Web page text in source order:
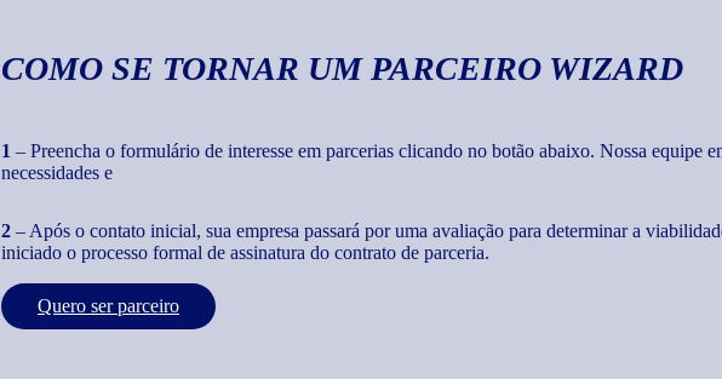
COMO SE TORNAR UM PARCEIRO WIZARD
1 – Preencha o formulário de interesse em parcerias clicando no botão abaixo. Nossa equipe
necessidades e
2 – Após o contato inicial, sua empresa passará por uma avaliação para determinar a
iniciado o processo formal de assinatura do contrato de parceria.
Quero ser parceiro